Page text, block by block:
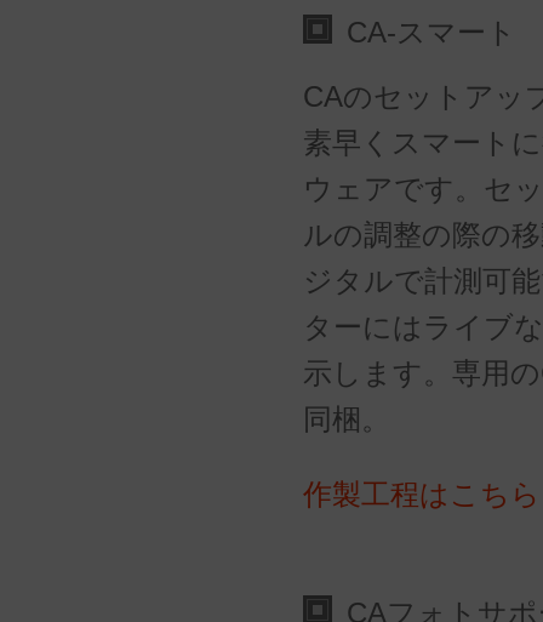
CA-スマー
CAのセットアッ
素早くスマート
ウェアです。セ
ルの調整の際の
ジタルで計測可
ターにはライブ
示します。専用
同梱。
作製工程はこちら
CAフォトサ